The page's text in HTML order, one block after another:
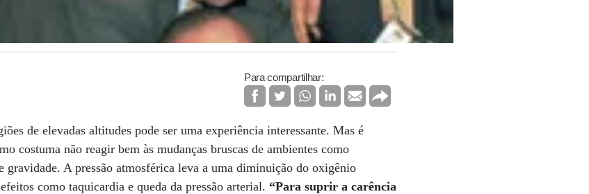
Para compartilhar:
de elevadas altitudes pode ser uma experiência interessante. Mas é
costuma não reagir bem às mudanças bruscas de ambientes como
gravidade. A pressão atmosférica leva a uma diminuição do oxigênio
como taquicardia e queda da pressão arterial. “Para suprir a carência